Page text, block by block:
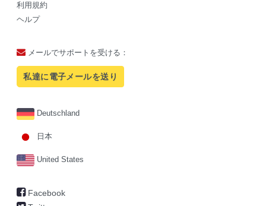
利用規約
ヘルプ
メールでサポートを受ける：
私達に電子メールを送り
Deutschland
日本
United States
Facebook